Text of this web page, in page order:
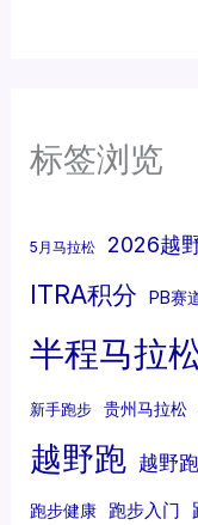
标签浏览
5月马拉松 2026越
ITRA积分 PB赛
半程马拉
新手跑步 贵州马拉松
越野跑 越野
跑步健康 跑步入门